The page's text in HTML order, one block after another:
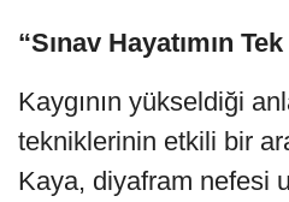
“Sınav Hayatımın
Kaygının yükseldiği
tekniklerinin etkili bir
Kaya, diyafram nefesi